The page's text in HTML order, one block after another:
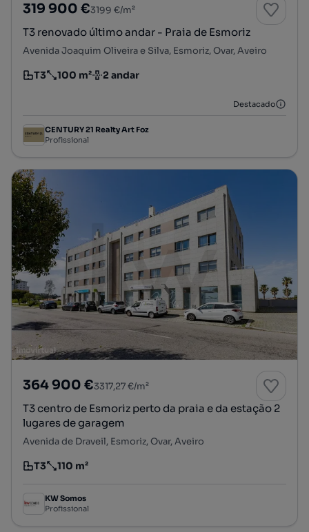
319 900 €3199 €/m²
T3 renovado último andar - Praia de Esmoriz
Avenida Joaquim Oliveira e Silva, Esmoriz, Ovar, Aveiro
Tipologia
T3
Preço por metro quadrado
100 m²
Andar 2 andar
Destacado
CENTURY 21 Realty Art Foz
Profissional
364 900 €3317,27 €/m²
T3 centro de Esmoriz perto da praia e da estação 2
lugares de garagem
Avenida de Draveil, Esmoriz, Ovar, Aveiro
Tipologia
T3
Preço por metro quadrado
110 m²
KW Somos
Profissional